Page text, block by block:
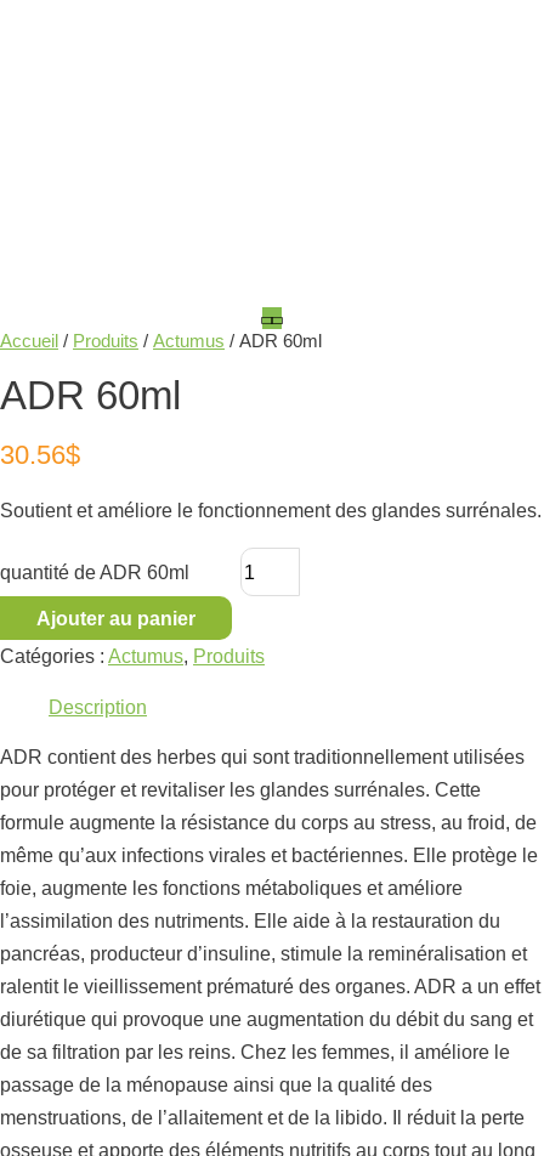
Accueil / Produits / Actumus / ADR 60ml
ADR 60ml
30.56$
Soutient et améliore le fonctionnement des glandes surrénales.
quantité de ADR 60ml
Ajouter au panier
Catégories : Actumus, Produits
Description
ADR contient des herbes qui sont traditionnellement utilisées
pour protéger et revitaliser les glandes surrénales. Cette
formule augmente la résistance du corps au stress, au froid, de
même qu’aux infections virales et bactériennes. Elle protège le
foie, augmente les fonctions métaboliques et améliore
l’assimilation des nutriments. Elle aide à la restauration du
pancréas, producteur d’insuline, stimule la reminéralisation et
ralentit le vieillissement prématuré des organes. ADR a un effet
diurétique qui provoque une augmentation du débit du sang et
de sa filtration par les reins. Chez les femmes, il améliore le
passage de la ménopause ainsi que la qualité des
menstruations, de l’allaitement et de la libido. Il réduit la perte
osseuse et apporte des éléments nutritifs au corps tout au long